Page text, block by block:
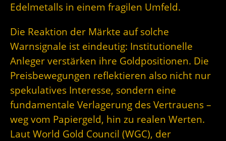
Edelmetalls in einem fragilen Umfeld.
Die Reaktion der Märkte auf solche
Warnsignale ist eindeutig: Institutionelle
Anleger verstärken ihre Goldpositionen. Die
Preisbewegungen reflektieren also nicht nur
spekulatives Interesse, sondern eine
fundamentale Verlagerung des Vertrauens –
weg vom Papiergeld, hin zu realen Werten.
Laut World Gold Council (WGC), der